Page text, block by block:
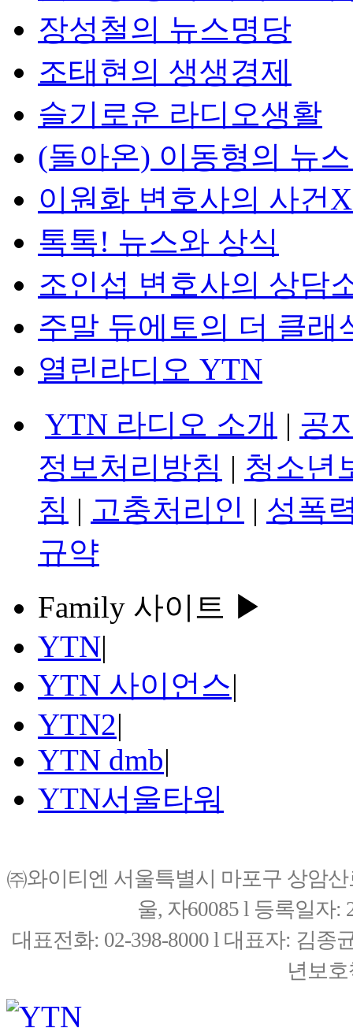
장성철의 뉴스명당
조태현의 생생경제
슬기로운 라디오생활
(돌아온) 이동형의 뉴
이원화 변호사의 사건
톡톡! 뉴스와 상식
조인섭 변호사의 상담
주말 듀에토의 더 클래
열린라디오 YTN
YTN 라디오 소개 | 공
정보처리방침 | 청소년
침 | 고충처리인 | 성폭
규약
Family 사이트 ▶
YTN|
YTN 사이언스|
YTN2|
YTN dmb|
YTN서울타워
㈜와이티엔 서울특별시 마포구 상암
울, 자60085 l 등록일자:
대표전화: 02-398-8000 l 대표자: 김종
년보